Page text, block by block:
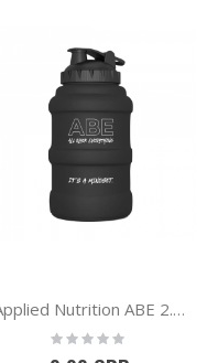
Applied Nutrition ABE 2.5 Litre Jug | Black Matte
Rating:
0%